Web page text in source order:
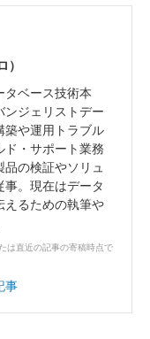
ベース技術本
ジェリストデー
築や運用トラブル
・サポート業務
の検証やソリュ
。現在はデータ
えるための執筆や
は直近の記事の寄稿時点で
事